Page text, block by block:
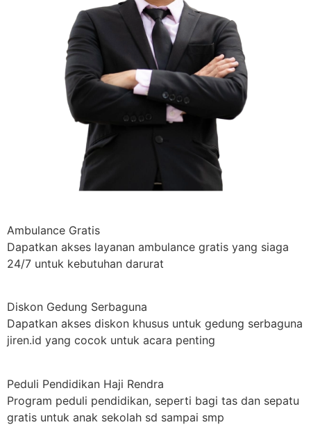
Ambulance Gratis
Dapatkan akses layanan ambulance gratis yang siaga
24/7 untuk kebutuhan darurat
Diskon Gedung Serbaguna
Dapatkan akses diskon khusus untuk gedung serbaguna
jiren.id yang cocok untuk acara penting
Peduli Pendidikan Haji Rendra
Program peduli pendidikan, seperti bagi tas dan sepatu
gratis untuk anak sekolah sd sampai smp